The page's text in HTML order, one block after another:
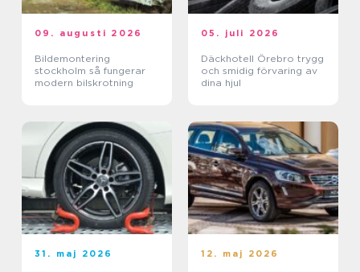
09. augusti 2026
Bildemontering
stockholm så fungerar
modern bilskrotning
05. juli 2026
Däckhotell Örebro trygg
och smidig förvaring av
dina hjul
31. maj 2026 12. maj 2026